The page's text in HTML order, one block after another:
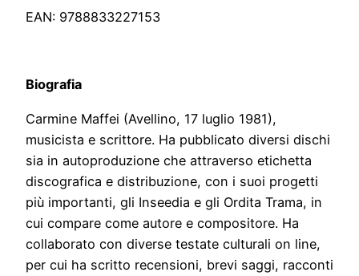
EAN: 9788833227153
Biografia
Carmine Maffei (Avellino, 17 luglio 1981),
musicista e scrittore. Ha pubblicato diversi dischi
sia in autoproduzione che attraverso etichetta
discografica e distribuzione, con i suoi progetti
più importanti, gli Inseedia e gli Ordita Trama, in
cui compare come autore e compositore. Ha
collaborato con diverse testate culturali on line,
per cui ha scritto recensioni, brevi saggi, racconti